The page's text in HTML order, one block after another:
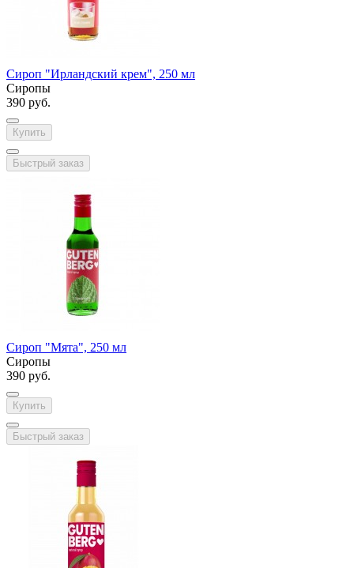
Сироп "Ирландский крем", 250 мл
Сиропы
390 руб.
Купить
Быстрый заказ
Сироп "Мята", 250 мл
Сиропы
390 руб.
Купить
Быстрый заказ